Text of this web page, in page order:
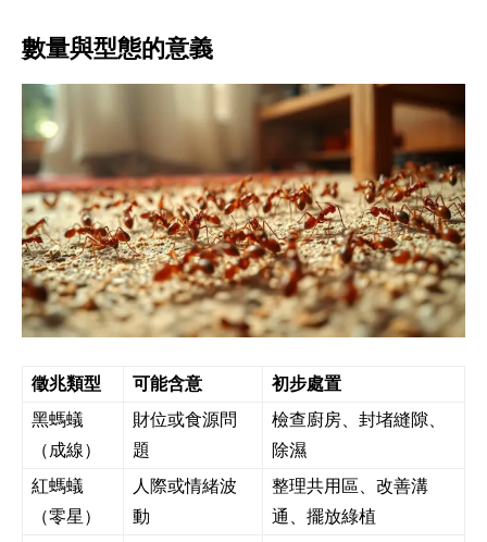
數量與型態的意義
徵兆類型 可能含意
初步處置
黑螞蟻
（成線）
財位或食源問
題
檢查廚房、封堵縫隙、
除濕
紅螞蟻
（零星）
人際或情緒波
動
整理共用區、改善溝
通、擺放綠植